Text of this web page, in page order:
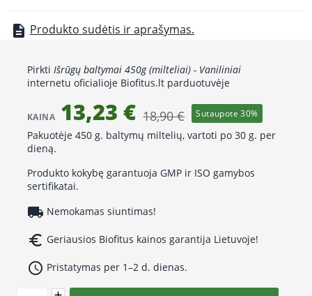
description Produkto sudėtis ir aprašymas.
Pirkti Išrūgų baltymai 450g (milteliai) - Vaniliniai
internetu oficialioje Biofitus.lt parduotuvėje
KAINA 13,23 € 18,90 € Sutaupote 30%
Pakuotėje 450 g. baltymų miltelių, vartoti po 30 g. per
dieną.
Produkto kokybę garantuoja GMP ir ISO gamybos
sertifikatai.
local_shipping Nemokamas siuntimas!
euro_symbol Geriausios Biofitus kainos garantija Lietuvoje!
access_time Pristatymas per 1–2 d. dienas.